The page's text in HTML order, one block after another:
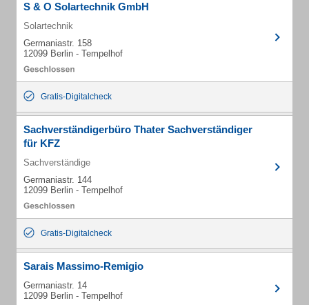
S & O Solartechnik GmbH
Solartechnik
Germaniastr. 158
12099 Berlin - Tempelhof
Gratis-Digitalcheck
Sachverständigerbüro Thater Sachverständiger
für KFZ
Sachverständige
Germaniastr. 144
12099 Berlin - Tempelhof
Gratis-Digitalcheck
Sarais Massimo-Remigio
Germaniastr. 14
12099 Berlin - Tempelhof